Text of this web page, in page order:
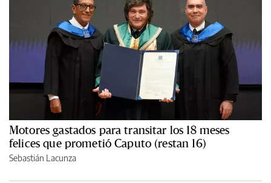
Motores gastados para transitar los 18 meses
felices que prometió Caputo (restan 16)
Sebastián Lacunza